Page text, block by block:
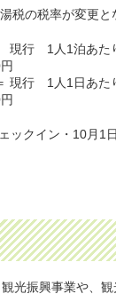
税の税率が変更と
現行 1人1泊あ
＝ 現行 1人1日
クイン・10月1
光振興事業や、